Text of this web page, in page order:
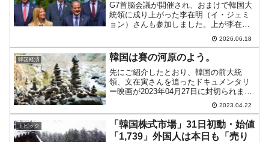
G7首脳会議が開催され、おまけで韓国大
統領に成り上がった李在明（イ・ジェミ
ョン）さんも参加しました。上が李在明
（イ・ジェミョン）さんが撮影したかっ
た記念写真です。大統領府は以下のよう
な、アメリカ合衆国・トランプ大統領の
近くにいる李在明（イ・...
2026.06.18
韓国経済 韓国は賽の河原のよう。
先にご紹介したとおり、韓国の前大統
領、文在寅さんを追ったドキュメンタリ
ー映画が2023年04月27日に封切られま
す。『文在寅です』というタイトルなの
ですが、この中で文在寅さんは「5年間の
成果があっという間に崩れ、むなしい気
持ちがする」と述べ...
2023.04.22
トピック
「韓国株式市場」31日初動・始値
「1,739」外国人は本日も「売り